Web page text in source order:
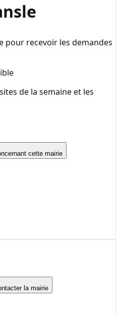
pour recevoir les demandes
de la semaine et les
cette mairie
la mairie